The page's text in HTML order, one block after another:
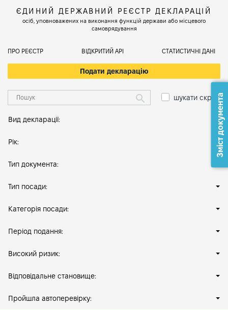
ЄДИНИЙ ДЕРЖАВНИЙ РЕЄСТР ДЕКЛАРАЦІЙ
осіб, уповноважених на виконання функцій держави або місцевого
самоврядування
ПРО РЕЄСТР ВІДКРИТИЙ АРІ СТАТИСТИЧНІ ДАНІ
Подати декларацію
шукати скрізь
Вид декларації:
Рік:
Тип документа:
Тип посади:
Категорія посади:
Період подання:
Високий ризик:
Відповідальне становище:
Пройшла автоперевірку:
Зміст документа